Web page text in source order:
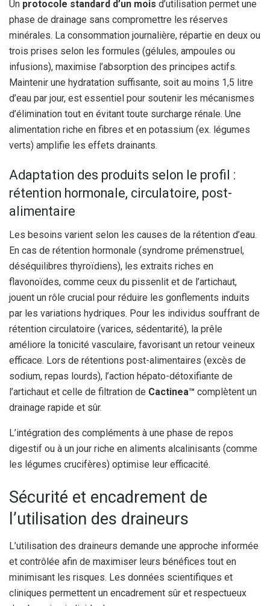
Un protocole standard d’un mois d’utilisation permet une
phase de drainage sans compromettre les réserves
minérales. La consommation journalière, répartie en deux ou
trois prises selon les formules (gélules, ampoules ou
infusions), maximise l’absorption des principes actifs.
Maintenir une hydratation suffisante, soit au moins 1,5 litre
d’eau par jour, est essentiel pour soutenir les mécanismes
d’élimination tout en évitant toute surcharge rénale. Une
alimentation riche en fibres et en potassium (ex. légumes
verts) amplifie les effets drainants.
Adaptation des produits selon le profil :
rétention hormonale, circulatoire, post-
alimentaire
Les besoins varient selon les causes de la rétention d’eau.
En cas de rétention hormonale (syndrome prémenstruel,
déséquilibres thyroïdiens), les extraits riches en
flavonoïdes, comme ceux du pissenlit et de l’artichaut,
jouent un rôle crucial pour réduire les gonflements induits
par les variations hydriques. Pour les individus souffrant de
rétention circulatoire (varices, sédentarité), la prêle
améliore la tonicité vasculaire, favorisant un retour veineux
efficace. Lors de rétentions post-alimentaires (excès de
sodium, repas lourds), l’action hépato-détoxifiante de
l’artichaut et celle de filtration de Cactinea™ complètent un
drainage rapide et sûr.
L’intégration des compléments à une phase de repos
digestif ou à un jour riche en aliments alcalinisants (comme
les légumes crucifères) optimise leur efficacité.
Sécurité et encadrement de
l’utilisation des draineurs
L’utilisation des draineurs demande une approche informée
et contrôlée afin de maximiser leurs bénéfices tout en
minimisant les risques. Les données scientifiques et
cliniques permettent un encadrement sûr et respectueux